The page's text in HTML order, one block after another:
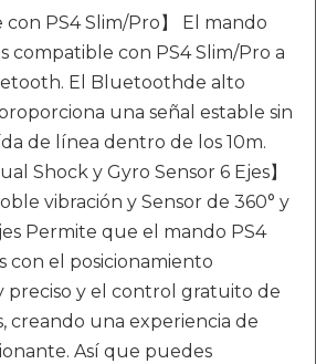
con PS4 Slim/Pro】 El mando
compatible con PS4 Slim/Pro a
El Bluetoothde alto
una señal estable sin
de línea dentro de los 10m.
Shock y Gyro Sensor 6 Ejes】
vibración y Sensor de 360° y
Permite que el mando PS4
con el posicionamiento
preciso y el control gratuito de
creando una experiencia de
Así que puedes